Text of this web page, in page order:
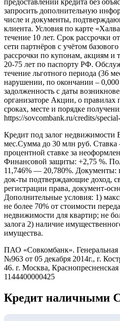
запросить дополнительную
числе и документы,
клиента. Условия по карте
течение 10 лет. Срок рассрочки
сети партнёров с учётом
рассрочки по купонам, акциям
20-75 лет по паспорту РФ.
течение льготного периода (36
нарушении, по окончании –
задолженность с даты
организаторе Акции, о правилах
сроках, месте и порядке
https://sovcombank.ru/credits/
Кредит под залог
мес.Сумма до 30 млн руб.
процентной ставке за
Финансовой защиты: +2,75 %.
11,746% — 20,780%. Документы:
док-ты подтверждающие доход,
регистрации права, документ-
Дополнительные условия: 1)
не более 70% от стоимости
недвижимости для квартир; не
залога 2) наличие
имущества.
ПАО «Совкомбанк». Генеральная
№963 от 05 декабря 2014г., г.
46. г. Москва,
1144400000425
Кредит наличными